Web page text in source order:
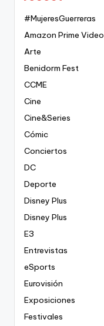
#MujeresGuerreras
Amazon Prime Video
Arte
Benidorm Fest
CCME
Cine
Cine&Series
Cómic
Conciertos
DC
Deporte
Disney Plus
Disney Plus
E3
Entrevistas
eSports
Eurovisión
Exposiciones
Festivales